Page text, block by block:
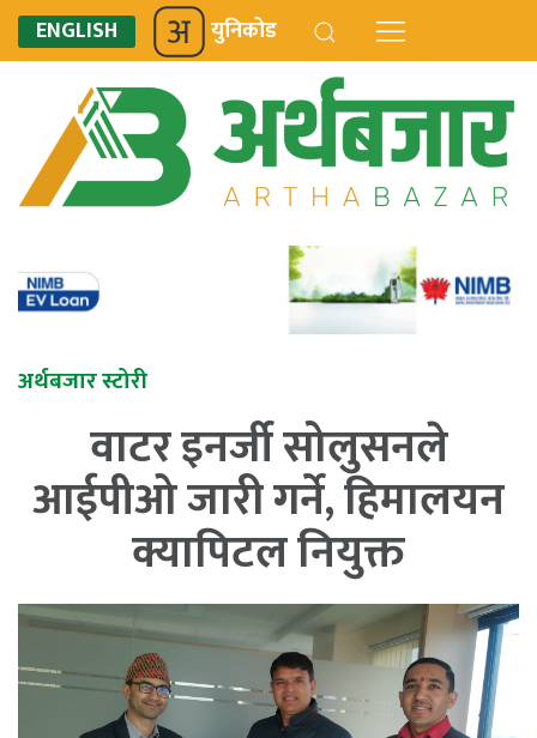
ENGLISH युनिकोड
अर्थबजार स्टोरी
वाटर इनर्जी सोलुसनले
आईपीओ जारी गर्ने, हिमालयन
क्यापिटल नियुक्त